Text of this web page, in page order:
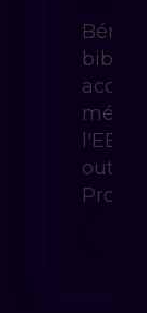
l'EBP
outils